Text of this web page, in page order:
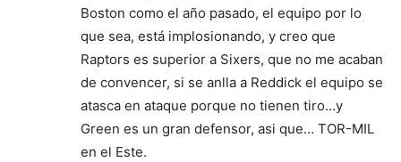
Boston como el año pasado, el equipo por lo
que sea, está implosionando, y creo que
Raptors es superior a Sixers, que no me acaban
de convencer, si se anlla a Reddick el equipo se
atasca en ataque porque no tienen tiro…y
Green es un gran defensor, asi que… TOR-MIL
en el Este.